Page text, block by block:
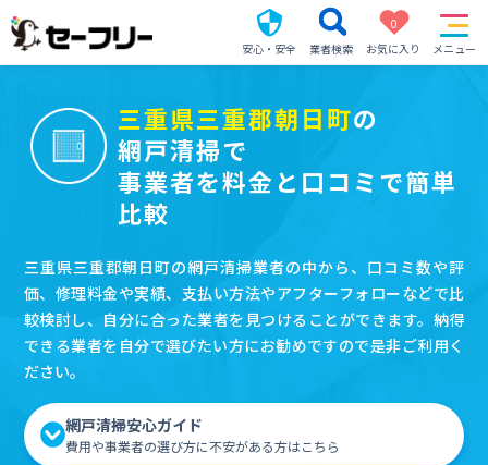
安心・安全 業者検索
0
お気に入り
メニュー
三重県三重郡朝日町の
網戸清掃で
事業者を料金と口コミで簡単
比較
三重県三重郡朝日町の網戸清掃業者の中から、口コミ数や評
価、修理料金や実績、支払い方法やアフターフォローなどで比
較検討し、自分に合った業者を見つけることができます。納得
できる業者を自分で選びたい方にお勧めですので是非ご利用く
ださい。
網戸清掃安心ガイド
費用や事業者の選び方に不安がある方はこちら